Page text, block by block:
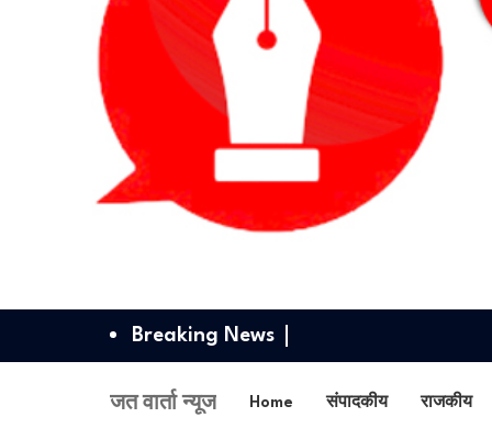
Breaking News
जत वार्ता न्यूज Home संपादकीय राजकीय